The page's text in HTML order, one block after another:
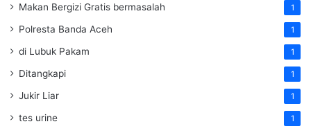
Makan Bergizi Gratis bermasalah 1
Polresta Banda Aceh 1
di Lubuk Pakam 1
Ditangkapi 1
Jukir Liar 1
tes urine 1